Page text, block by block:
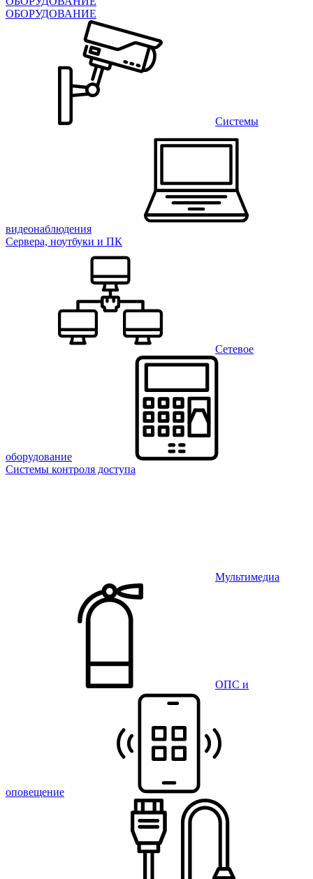
ОБОРУДОВАНИЕ
Системы
видеонаблюдения
Сервера, ноутбуки и ПК
Сетевое
оборудование
Системы контроля доступа
Мультимедиа
ОПС и
оповещение